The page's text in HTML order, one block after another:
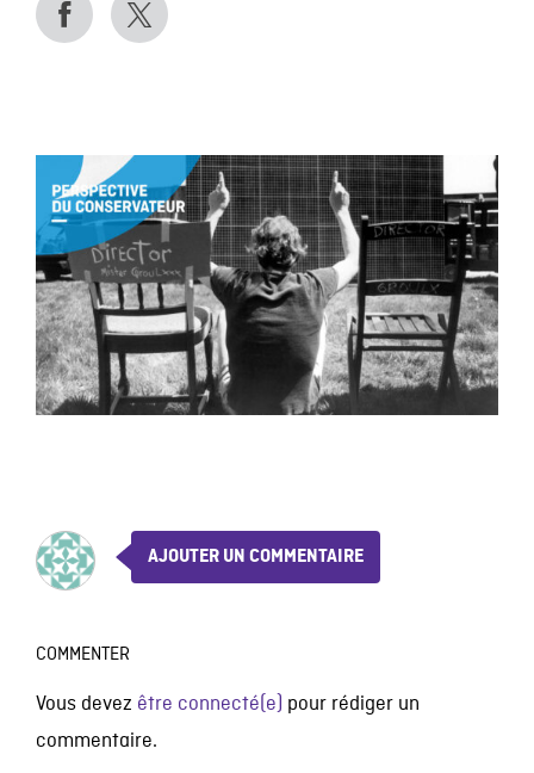
AJOUTER UN COMMENTAIRE
COMMENTER
Vous devez être connecté(e) pour rédiger un
commentaire.